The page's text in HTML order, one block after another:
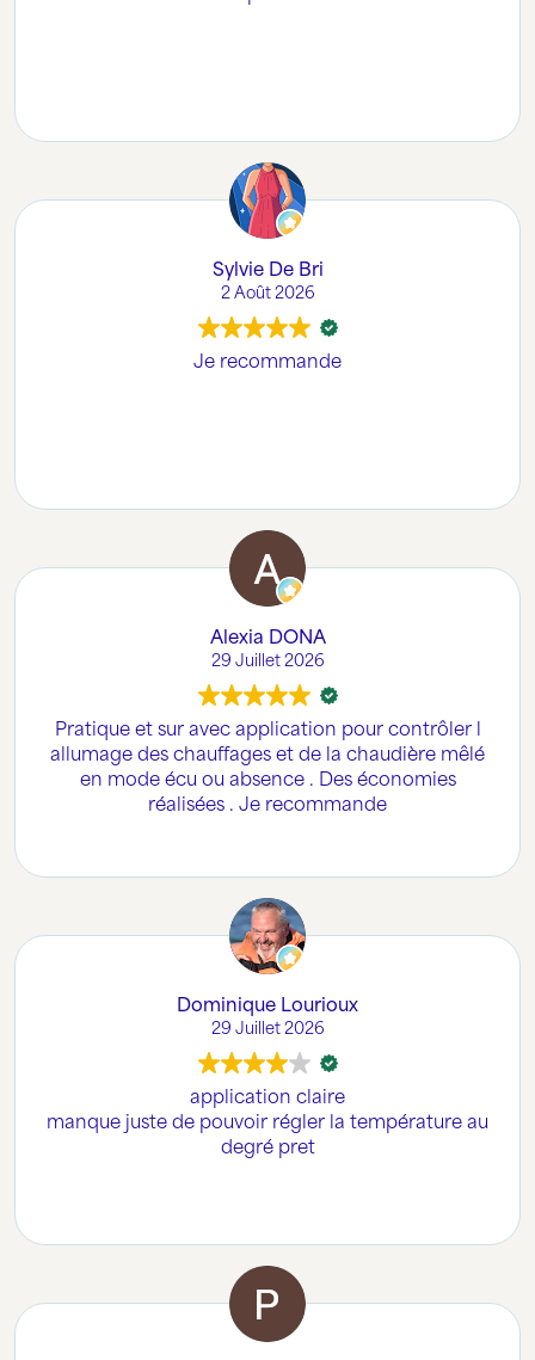
Sylvie De Bri
2 Août 2026
Je recommande
Alexia DONA
29 Juillet 2026
Pratique et sur avec application pour contrôler l
allumage des chauffages et de la chaudière mêlé
en mode écu ou absence . Des économies
réalisées . Je recommande
Dominique Lourioux
29 Juillet 2026
application claire
manque juste de pouvoir régler la température au
degré pret